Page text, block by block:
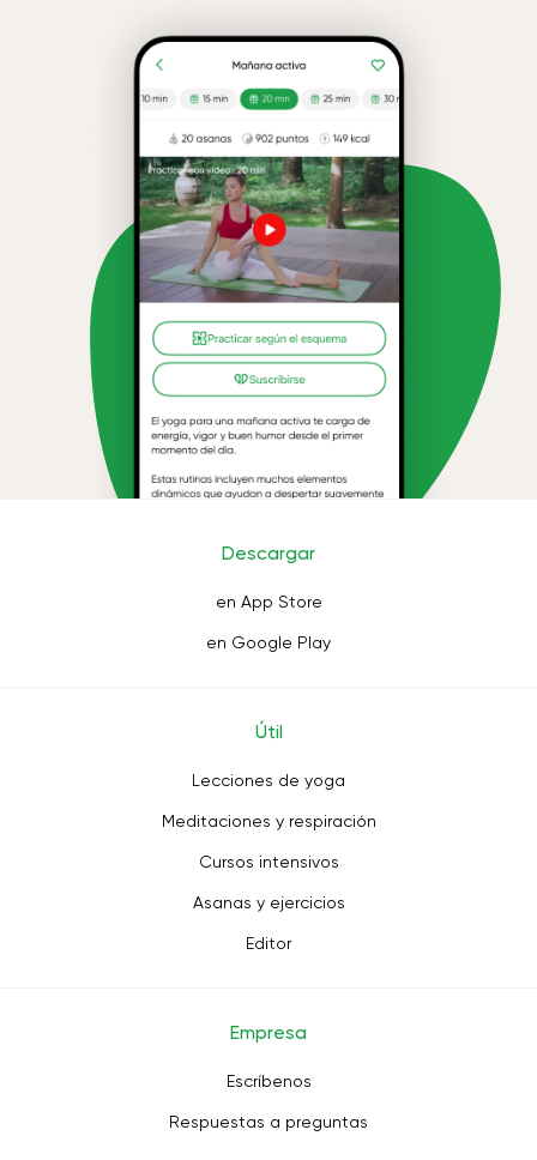
Descargar
en App Store
en Google Play
Útil
Lecciones de yoga
Meditaciones y respiración
Cursos intensivos
Asanas y ejercicios
Editor
Empresa
Escríbenos
Respuestas a preguntas